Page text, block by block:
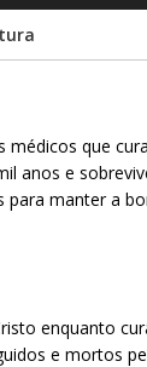
médicos que
anos e
para manter a
enquanto
e mortos